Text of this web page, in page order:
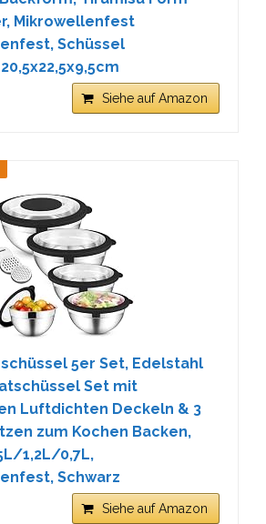
Mikrowellenfest
Schüssel
Siehe auf Amazon
5er Set, Edelstahl
Set mit
Luftdichten Deckeln & 3
zum Kochen Backen,
1,2L/0,7L,
Schwarz
Siehe auf Amazon